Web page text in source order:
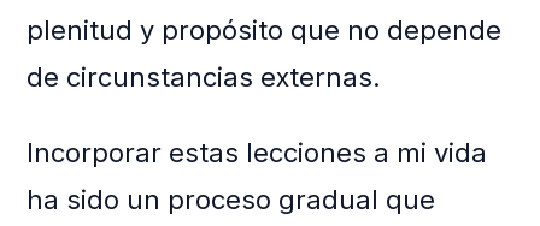
plenitud y propósito que no depende
de circunstancias externas.
Incorporar estas lecciones a mi vida
ha sido un proceso gradual que